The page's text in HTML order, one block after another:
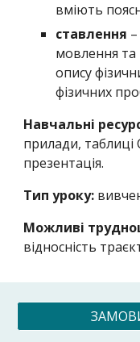
вміють
ставлення
мовлення
опису
фізичних
Навчальні
прилади, таблиці
презентація.
Тип уроку:
Можливі
відносність